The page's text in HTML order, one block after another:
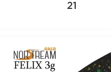
21